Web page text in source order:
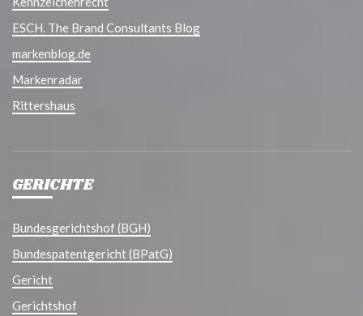
ESCH. The Brand Consultants Blog
markenblog.de
Markenradar
Rittershaus
GERICHTE
Bundesgerichtshof (BGH)
Bundespatentgericht (BPatG)
Gericht
Gerichtshof